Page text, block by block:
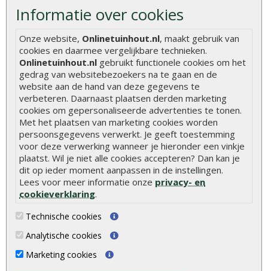
Informatie over cookies
Onze website, Onlinetuinhout.nl, maakt gebruik van
cookies en daarmee vergelijkbare technieken.
Onlinetuinhout.nl gebruikt functionele cookies om het
gedrag van websitebezoekers na te gaan en de
website aan de hand van deze gegevens te
verbeteren. Daarnaast plaatsen derden marketing
cookies om gepersonaliseerde advertenties te tonen.
Met het plaatsen van marketing cookies worden
persoonsgegevens verwerkt. Je geeft toestemming
voor deze verwerking wanneer je hieronder een vinkje
plaatst. Wil je niet alle cookies accepteren? Dan kan je
dit op ieder moment aanpassen in de instellingen.
Lees voor meer informatie onze privacy- en
cookieverklaring.
Technische cookies
Analytische cookies
Marketing cookies
Onze partners
Veelgestelde vragen
Wat u moet weten over hout
Berekenen van de hoeveelheid
Foto's en voorbeelden
Montage